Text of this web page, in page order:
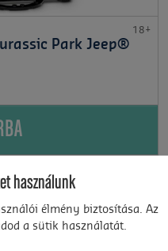
18+
Park Jeep®
használunk
élmény biztosítása. Az
a sütik használatát.